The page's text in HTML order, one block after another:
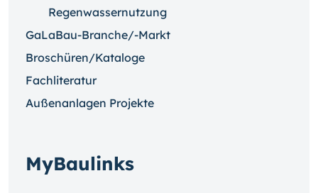
Regenwassernutzung
GaLaBau-Branche/-Markt
Broschüren/Kataloge
Fachliteratur
Außenanlagen Projekte
MyBaulinks